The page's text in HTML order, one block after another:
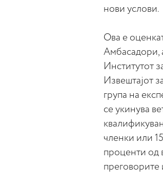
нови услови.
Ова е
Амбасадори,
Институтот
Извештајот
група на
се укинува
членки или
проценти од
преговорите